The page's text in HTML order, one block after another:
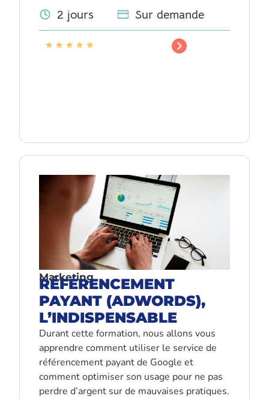
2 jours Sur demande
★ ★ ★ ★ ★
Marketing
RÉFÉRENCEMENT
PAYANT (ADWORDS),
L’INDISPENSABLE
Durant cette formation, nous allons vous
apprendre comment utiliser le service de
référencement payant de Google et
comment optimiser son usage pour ne pas
perdre d’argent sur de mauvaises pratiques.